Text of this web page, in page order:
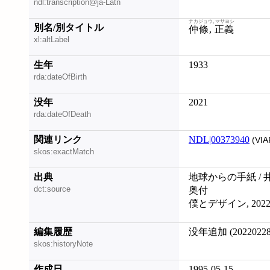
ndl:transcription@ja-Latn
別名/別タイトル
xl:altLabel
仲條, 正義
ナカジョウ, マサヨシ
生年
rda:dateOfBirth
1933
没年
rda:dateOfDeath
2021
関連リンク
skos:exactMatch
NDL|00373940
出典
dct:source
地球からの手紙 /
奥付
僕とデザイン,
編集履歴
skos:historyNote
没年追加